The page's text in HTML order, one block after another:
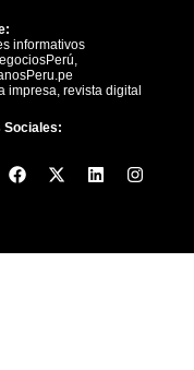
informativos
impresa, revista digital
Sociales:
F
a
o
X
-
t
L
i
d
I
n
g